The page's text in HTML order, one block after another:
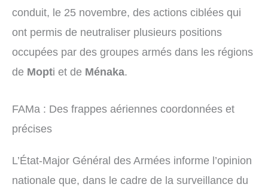
conduit, le 25 novembre, des actions ciblées qui
ont permis de neutraliser plusieurs positions
occupées par des groupes armés dans les régions
de Mopti et de Ménaka.
FAMa : Des frappes aériennes coordonnées et
précises
L’État-Major Général des Armées informe l’opinion
nationale que, dans le cadre de la surveillance du